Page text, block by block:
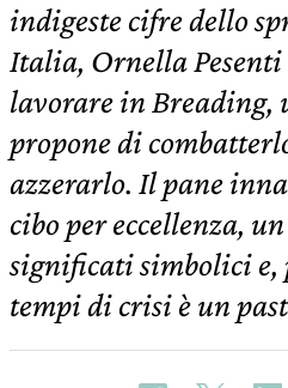
indigeste cifre dello
Italia, Ornella Pesenti
lavorare in Breading,
propone di
azzerarlo. Il pane
cibo per eccellenza,
significati simbolici
tempi di crisi è un